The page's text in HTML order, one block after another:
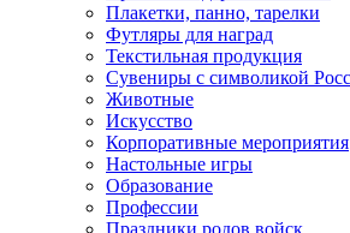
Плакетки, панно, тарелки
Футляры для наград
Текстильная продукция
Сувениры с символикой
Животные
Искусство
Корпоративные мероприятия
Настольные игры
Образование
Профессии
Праздники родов войск